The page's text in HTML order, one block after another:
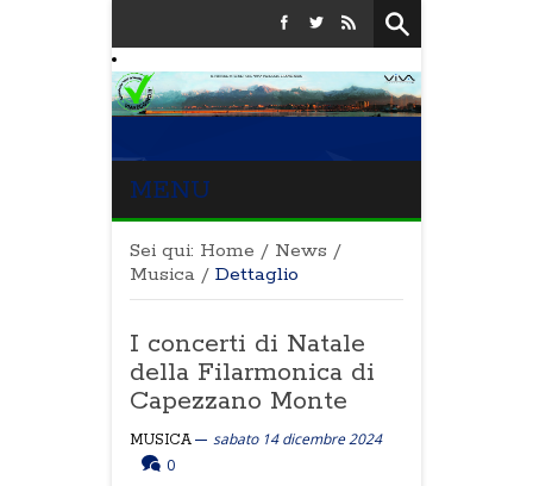
MENU
Sei qui: Home / News /
Musica / Dettaglio
I concerti di Natale
della Filarmonica di
Capezzano Monte
MUSICA
sabato 14 dicembre 2024
0